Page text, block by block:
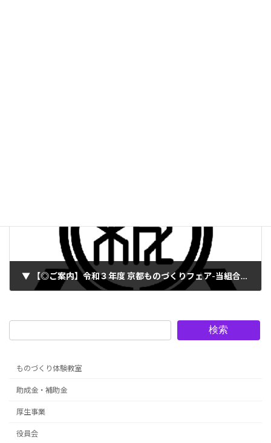
▼ 【◎ご案内】令和３年度 京都ものづくりフェア-当組合はweb参加（2021.11.13）
検索
ものづくり体験教室
助成金・補助金
厚生事業
役員会